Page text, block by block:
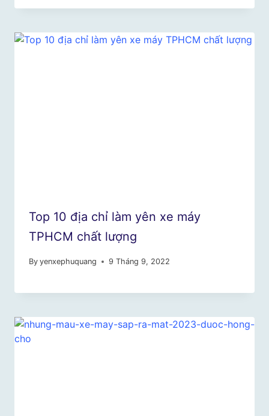
Top 10 địa chỉ làm yên xe máy
TPHCM chất lượng
By yenxephuquang 9 Tháng 9, 2022